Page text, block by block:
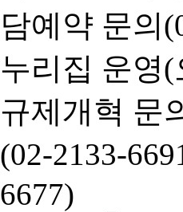
담예약 문의
누리집 운영(
규제개혁 문
(02-2133-
6677)